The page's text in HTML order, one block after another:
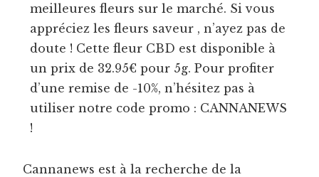
meilleures fleurs sur le marché. Si vous
appréciez les fleurs saveur , n’ayez pas de
doute ! Cette fleur CBD est disponible à
un prix de 32.95€ pour 5g. Pour profiter
d’une remise de -10%, n’hésitez pas à
utiliser notre code promo : CANNANEWS
!
Cannanews est à la recherche de la